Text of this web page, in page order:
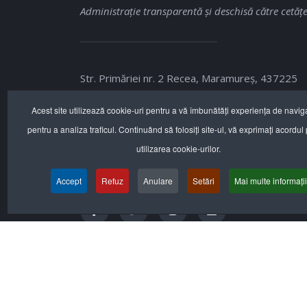
Administraţie transparentă şi deschisă către
Str. Primăriei nr. 2 Recea, Maramureş, 437225
+40 262.287.240
office@primaria-recea.ro
www.primaria-recea.ro
Acest site utilizează cookie-uri pentru a vă îmbunătăți experiența de
pentru a analiza traficul. Continuând să folosiți site-ul, vă exprimați acordul
utilizarea cookie-urilor.
Accept Refuz Anulare Setări Mai multe informații